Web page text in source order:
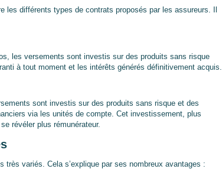
les différents types de contrats proposés par les assureurs. Il
les versements sont investis sur des produits sans risque
à tout moment et les intérêts générés définitivement acquis.
sont investis sur des produits sans risque et des
via les unités de compte. Cet investissement, plus
révéler plus rémunérateur.
très variés. Cela s’explique par ses nombreux avantages :